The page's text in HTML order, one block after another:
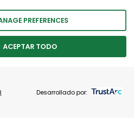
PREFERENCES
ACEPTAR TODO
Desarrollado por: